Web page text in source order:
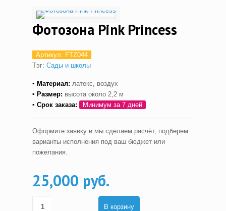
Фотозона Pink Princess
Артикул: FTZ044
Тэг: Сады и школы
▪ Материал: латекс, воздух
▪ Размер: высота около 2,2 м
▪ Срок заказа: Минимум за 7 дней
Оформите заявку и мы сделаем расчёт, подберем
варианты исполнения под ваш бюджет или
пожелания.
25,000 руб.
В корзину